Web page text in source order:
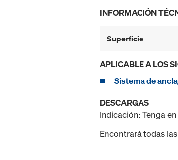
INFORMACIÓN
Superficie
APLICABLE A LOS
Sistema de
DESCARGAS
Indicación: Tenga
Encontrará todas